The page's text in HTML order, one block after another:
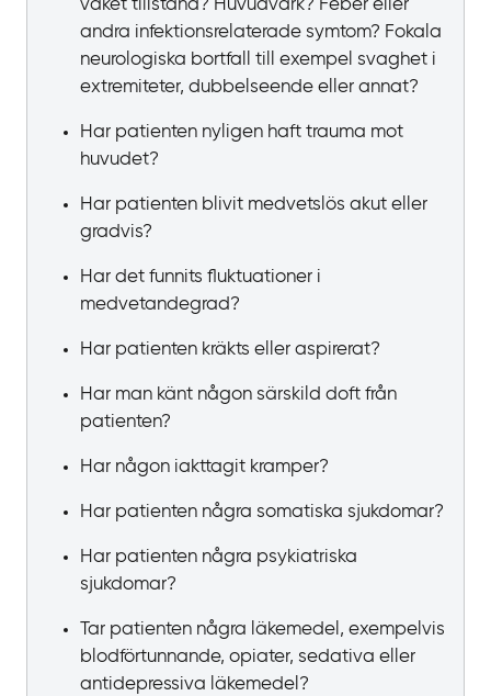
vaket tillstånd? Huvudvärk? Feber eller
andra infektionsrelaterade symtom? Fokala
neurologiska bortfall till exempel svaghet i
extremiteter, dubbelseende eller annat?
Har patienten nyligen haft trauma mot
huvudet?
Har patienten blivit medvetslös akut eller
gradvis?
Har det funnits fluktuationer i
medvetandegrad?
Har patienten kräkts eller aspirerat?
Har man känt någon särskild doft från
patienten?
Har någon iakttagit kramper?
Har patienten några somatiska sjukdomar?
Har patienten några psykiatriska
sjukdomar?
Tar patienten några läkemedel, exempelvis
blodförtunnande, opiater, sedativa eller
antidepressiva läkemedel?